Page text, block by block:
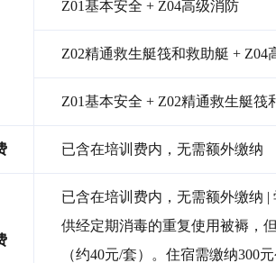
Z01基本安全 + Z04高级消防
Z02精通救生艇筏和救助艇 + Z04
Z01基本安全 + Z02精通救生艇筏
已含在培训费内，无需额外缴纳
已含在培训费内，无需额外缴纳
供经定期消毒的重复使用被褥，
（约40元/套）。住宿需缴纳300